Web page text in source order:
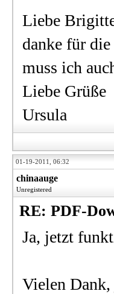
Liebe
danke für
muss ich
Liebe Grüße
Ursula
01-19-2011, 06:32
chinaauge
Unregistered
RE: PDF-
Ja, jetzt
Vielen